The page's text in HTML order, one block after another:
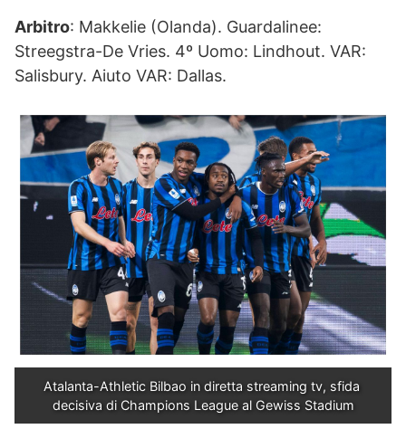
Arbitro: Makkelie (Olanda). Guardalinee:
Streegstra-De Vries. 4º Uomo: Lindhout. VAR:
Salisbury. Aiuto VAR: Dallas.
Atalanta-Athletic Bilbao in diretta streaming tv, sfida
decisiva di Champions League al Gewiss Stadium